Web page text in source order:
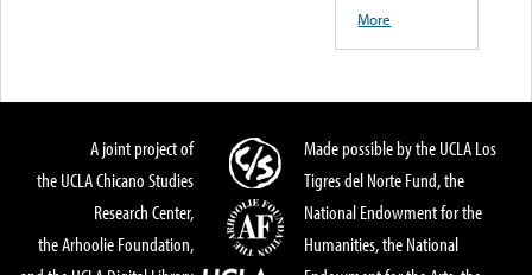
More
A joint project of
the UCLA Chicano Studies
Research Center,
the Arhoolie Foundation,
Made possible by the UCLA Los
Tigres del Norte Fund, the
National Endowment for the
Humanities, the National